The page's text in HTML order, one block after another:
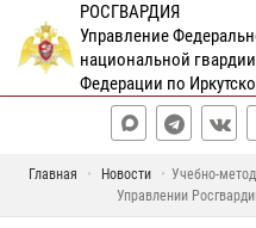
РОСГВАРДИЯ
Управление
национальной
Федерации по
Главная Новости
Учебно-
Управлении